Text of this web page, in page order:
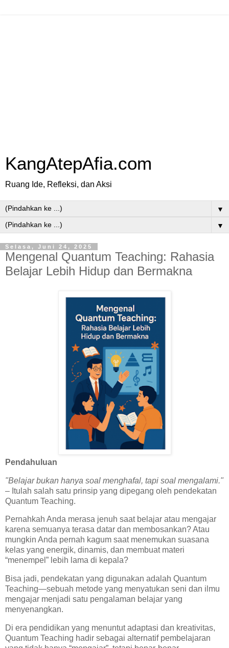
KangAtepAfia.com
Ruang Ide, Refleksi, dan Aksi
▼
▼
Selasa, Juni 24, 2025
Mengenal Quantum Teaching: Rahasia
Belajar Lebih Hidup dan Bermakna
Pendahuluan
"Belajar bukan hanya soal menghafal, tapi soal mengalami."
– Itulah salah satu prinsip yang dipegang oleh pendekatan
Quantum Teaching.
Pernahkah Anda merasa jenuh saat belajar atau mengajar
karena semuanya terasa datar dan membosankan? Atau
mungkin Anda pernah kagum saat menemukan suasana
kelas yang energik, dinamis, dan membuat materi
“menempel” lebih lama di kepala?
Bisa jadi, pendekatan yang digunakan adalah Quantum
Teaching—sebuah metode yang menyatukan seni dan ilmu
mengajar menjadi satu pengalaman belajar yang
menyenangkan.
Di era pendidikan yang menuntut adaptasi dan kreativitas,
Quantum Teaching hadir sebagai alternatif pembelajaran